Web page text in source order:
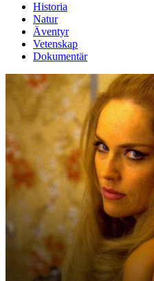
Historia
Natur
Äventyr
Vetenskap
Dokumentär